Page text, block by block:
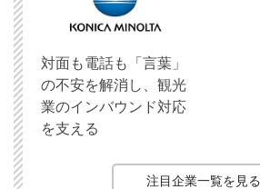
対面も電話も「言葉」
の不安を解消し、観光
業のインバウンド対応
を支える
注目企業一覧を見る